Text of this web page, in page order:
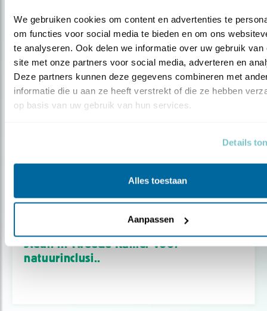
We gebruiken cookies om content en advertenties te
om functies voor social media te bieden en om ons
te analyseren. Ook delen we informatie over uw gebruik van
site met onze partners voor social media, adverteren en
Deze partners kunnen deze gegevens combineren met
informatie die u aan ze heeft verstrekt of die ze hebben
op basis van uw gebruik van hun services.
Details
Alles toestaan
Aanpassen
Door Fred Wouters
Steun in Tweede Kamer voor
natuurinclusi..